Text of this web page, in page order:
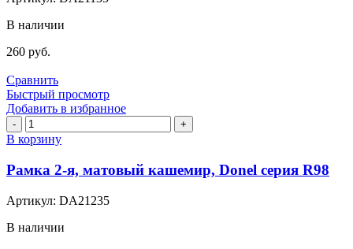
кашемир,
серия
R98
В наличии
260 руб.
Сравнить
Быстрый просмотр
Добавить в избранное
Количество
товара
2-
я,
матовый
кашемир,
серия
В корзину
Рамка 2-я, матовый кашемир, Donel серия R98
Артикул: DA21235
В наличии